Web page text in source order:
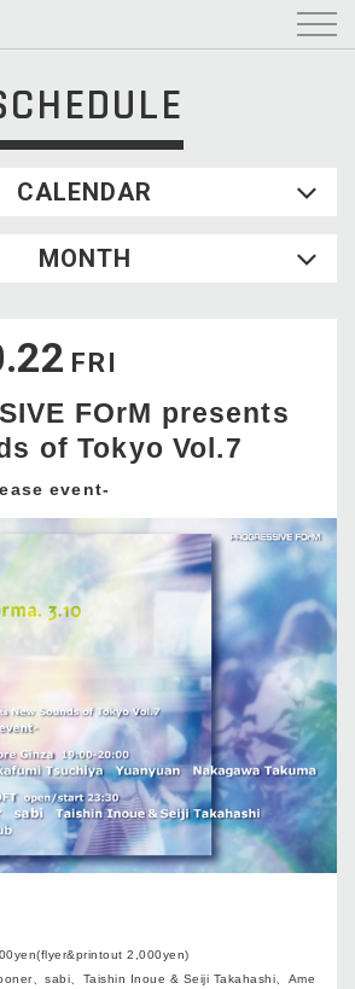
CALENDAR
WED
4 5
18 19 20 21
22
25 26 27 28
MONTH
FRI
FOrM presents
of Tokyo Vol.7
event-
2,000yen)
、sabi、Taishin Inoue & Seiji Takahashi、Ame